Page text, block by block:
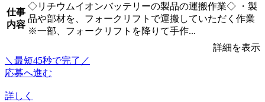
仕事
内容
◇リチウムイオンバッテリーの製品の運搬作業◇ ・製
品や部材を、フォークリフトで運搬していただく作業
※一部、フォークリフトを降りて手作...
詳細を表示
＼最短45秒で完了／
応募へ進む
詳しく